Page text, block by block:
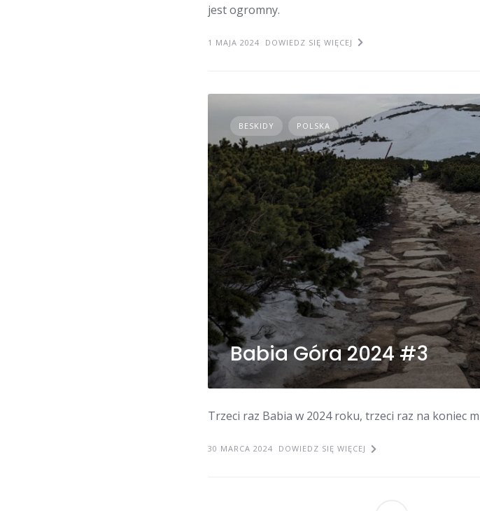
jest ogromny.
1 MAJA 2024 DOWIEDZ SIĘ WIĘCEJ
BESKIDY POLSKA
Babia Góra 2024 #3
Trzeci raz Babia w 2024 roku, trzeci raz na koniec
30 MARCA 2024 DOWIEDZ SIĘ WIĘCEJ